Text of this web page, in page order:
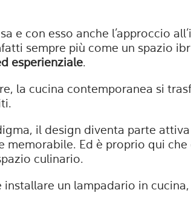
e con esso anche l’approccio
sempre più come un spazio
esperienziale.
la cucina contemporanea si
il design diventa parte
memorabile. Ed è proprio qui
culinario.
un lampadario in